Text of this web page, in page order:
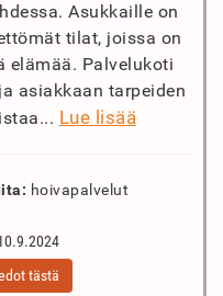
Asukkaille on
tilat, joissa on
elämää. Palvelukoti
asiakkaan tarpeiden
Lue lisää
hoivapalvelut
tästä